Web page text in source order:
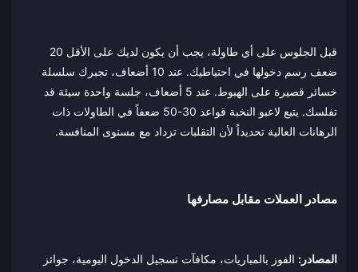
قبل الجلوس على أي طاولة، يجب أن يكون لديك على الأقل 20
ضعف رسم دخولها في احتياطيك. عند 10 أضعاف، تجبرك سلسلة
خسائر قصيرة على الهبوط. عند 5 أضعاف، جلسة واحدة سيئة قد
تفلسك. يتبع لاعبو النخبة قواعد 30-50 ضعفاً في الطاولات ذات
الرهانات العالية تحديداً لأن التقلبات تزداد مع مستوى المنافسة.
مصادر العملات مقابل مصارفها
المصادر: الفوز بالمباريات، مكافآت تسجيل الدخول اليومية، جوائز